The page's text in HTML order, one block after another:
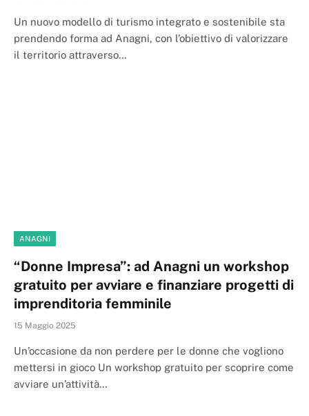
Un nuovo modello di turismo integrato e sostenibile sta
prendendo forma ad Anagni, con l’obiettivo di valorizzare
il territorio attraverso…
ANAGNI
“Donne Impresa”: ad Anagni un workshop
gratuito per avviare e finanziare progetti di
imprenditoria femminile
15 Maggio 2025
Un’occasione da non perdere per le donne che vogliono
mettersi in gioco Un workshop gratuito per scoprire come
avviare un’attività…